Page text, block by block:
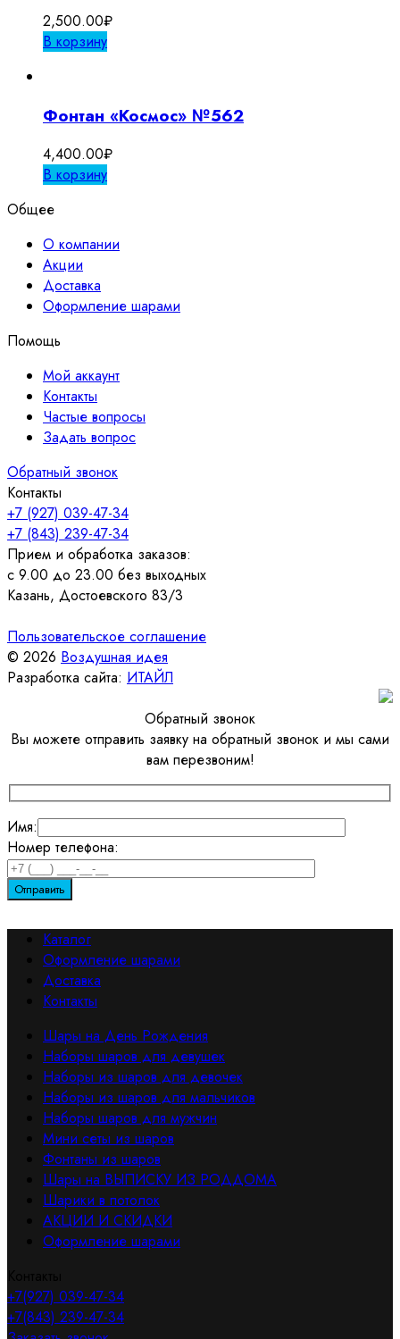
2,500.00₽
В корзину
Фонтан «Космос» №562
4,400.00₽
В корзину
Общее
О компании
Акции
Доставка
Оформление шарами
Помощь
Мой аккаунт
Контакты
Частые вопросы
Задать вопрос
Обратный звонок
Контакты
+7 (927) 039-47-34
+7 (843) 239-47-34
Прием и обработка заказов:
с 9.00 до 23.00 без выходных
Казань, Достоевского 83/3
Пользовательское соглашение
© 2026 Воздушная идея
Разработка сайта: ИТАЙЛ
Обратный звонок
Вы можете отправить заявку на обратный звонок и мы сами
вам перезвоним!
Имя:
Номер телефона:
Каталог
Оформление шарами
Доставка
Контакты
Шары на День Рождения
Наборы шаров для девушек
Наборы из шаров для девочек
Наборы из шаров для мальчиков
Наборы шаров для мужчин
Мини сеты из шаров
Фонтаны из шаров
Шары на ВЫПИСКУ ИЗ РОДДОМА
Шарики в потолок
АКЦИИ И СКИДКИ
Оформление шарами
+7(927) 039-47-34
+7(843) 239-47-34